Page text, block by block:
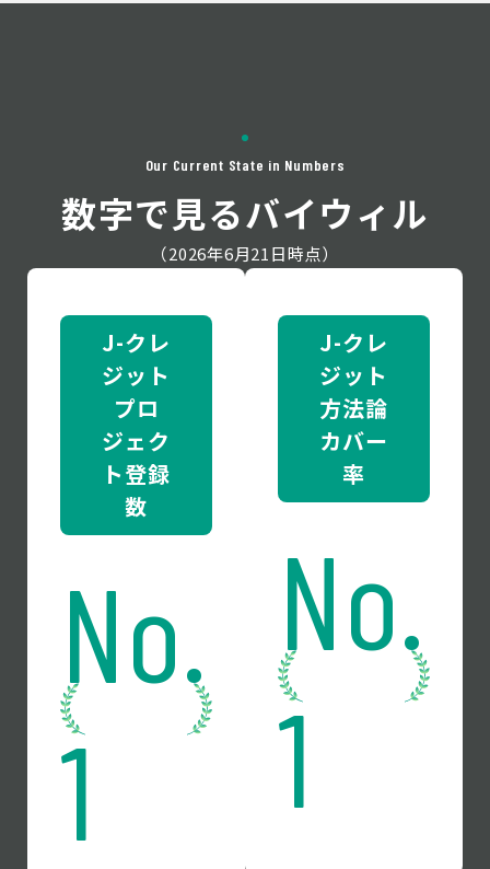
Our Current State in Numbers
数字で見るバイウィル
（2026年6月21日時点）
J-クレ
ジット
プロ
ジェク
ト登録
数
No.
1
J-クレ
ジット
方法論
カバー
率
No.
1